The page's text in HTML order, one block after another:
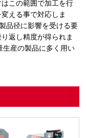
この範囲で加工を行
える事で対応しま
品径に影響を受ける要
返し精度が得られま
生産の製品に多く用い